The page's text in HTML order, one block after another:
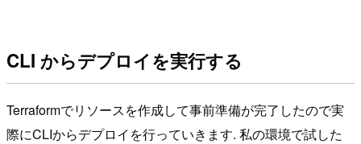
CLI からデプロイを実行する
Terraformでリソースを作成して事前準備が完了したので実
際にCLIからデプロイを行っていきます. 私の環境で試した